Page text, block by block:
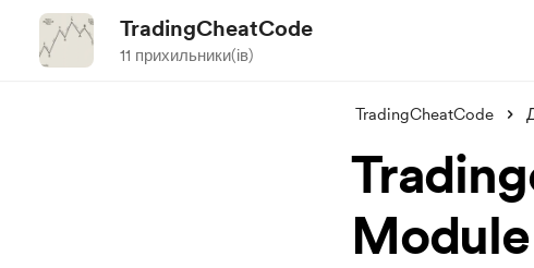
TradingCheatCode
11 прихильники(ів)
TradingCheatCode
Module